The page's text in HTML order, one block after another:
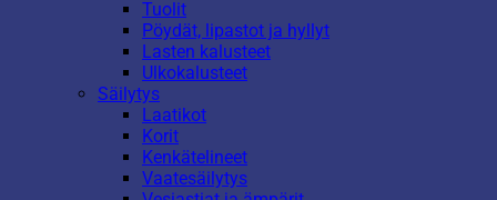
Tuolit
Pöydät, lipastot ja hyllyt
Lasten kalusteet
Ulkokalusteet
Säilytys
Laatikot
Korit
Kenkätelineet
Vaatesäilytys